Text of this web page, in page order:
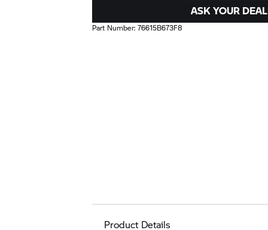
ASK YOUR
Part Number:76615B673F8
Product Details